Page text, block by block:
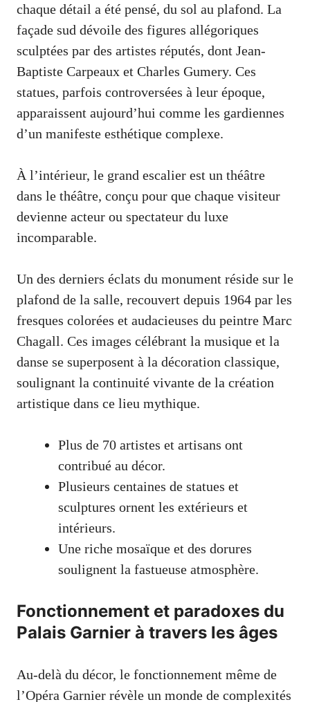
chaque détail a été pensé, du sol au plafond. La
façade sud dévoile des figures allégoriques
sculptées par des artistes réputés, dont Jean-
Baptiste Carpeaux et Charles Gumery. Ces
statues, parfois controversées à leur époque,
apparaissent aujourd’hui comme les gardiennes
d’un manifeste esthétique complexe.
À l’intérieur, le grand escalier est un théâtre
dans le théâtre, conçu pour que chaque visiteur
devienne acteur ou spectateur du luxe
incomparable.
Un des derniers éclats du monument réside sur le
plafond de la salle, recouvert depuis 1964 par les
fresques colorées et audacieuses du peintre Marc
Chagall. Ces images célébrant la musique et la
danse se superposent à la décoration classique,
soulignant la continuité vivante de la création
artistique dans ce lieu mythique.
Plus de 70 artistes et artisans ont
contribué au décor.
Plusieurs centaines de statues et
sculptures ornent les extérieurs et
intérieurs.
Une riche mosaïque et des dorures
soulignent la fastueuse atmosphère.
Fonctionnement et paradoxes du
Palais Garnier à travers les âges
Au-delà du décor, le fonctionnement même de
l’Opéra Garnier révèle un monde de complexités